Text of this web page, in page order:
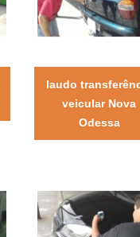
laudo
veicular Nova
Odessa